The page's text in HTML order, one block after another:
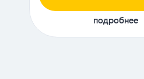
подробнее